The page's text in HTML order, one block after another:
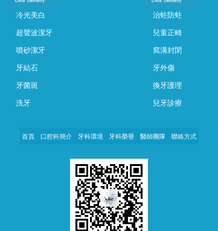
冷光美白
超聲波潔牙
噴砂潔牙
牙結石
牙菌斑
洗牙
治蛀防蛀
兒童正畸
窩溝封閉
牙外傷
換牙護理
兒牙診療
首頁 口腔科簡介 牙科環境 牙科榮譽 醫師團隊 聯絡方式